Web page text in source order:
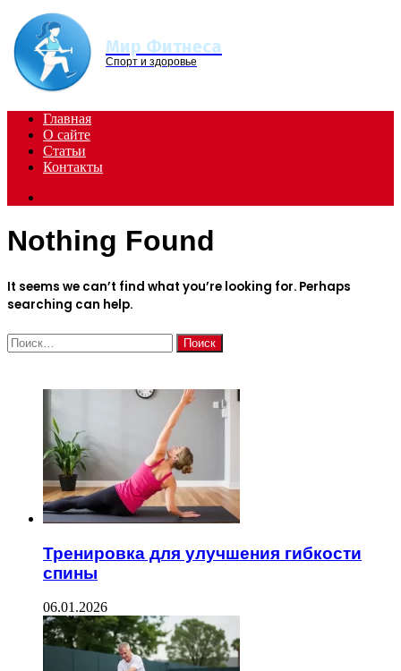
Menu
Мир Фитнеса
Спорт и здоровье
Главная
О сайте
Статьи
Контакты
Nothing Found
It seems we can’t find what you’re looking for. Perhaps
searching can help.
Найти:
Тренировка для улучшения гибкости
спины
06.01.2026